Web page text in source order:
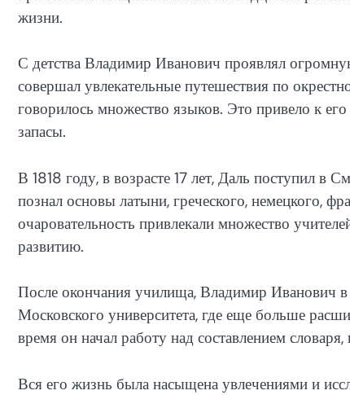
жизни.
С детства Владимир Иванович проявлял
совершал увлекательные путешествия по
говорилось множество языков. Это привело к
запасы.
В 1818 году, в возрасте 17 лет, Даль поступил в
познал основы латыни, греческого, немецкого,
очаровательность привлекали множество
развитию.
После окончания училища, Владимир Иванович
Московского университета, где еще больше
время он начал работу над составлением
Вся его жизнь была насыщена увлечениями и